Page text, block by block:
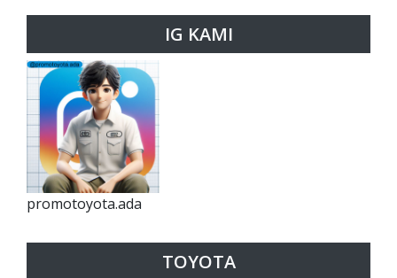
IG KAMI
promotoyota.ada
TOYOTA